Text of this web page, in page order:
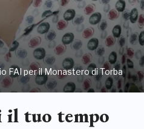
FAI per il Monastero di Torba
tuo tempo